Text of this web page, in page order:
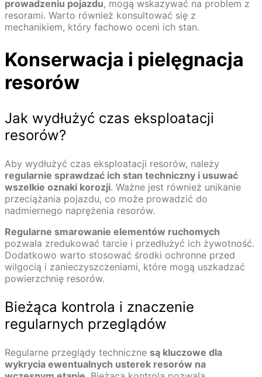
prowadzeniu pojazdu, mogą wskazywać na problem z
resorami. Warto również konsultować się z
mechanikiem, który fachowo oceni ich stan.
Konserwacja i pielęgnacja
resorów
Jak wydłużyć czas eksploatacji
resorów?
Aby wydłużyć czas eksploatacji resorów, należy
regularnie sprawdzać ich stan techniczny i usuwać
wszelkie oznaki korozji. Ważne jest również unikanie
przeciążania pojazdu, co może prowadzić do
nadmiernego naprężenia resorów.
Regularne smarowanie elementów ruchomych
pozwala zredukować tarcie i przedłużyć ich żywotność.
Dodatkowo warto stosować środki ochronne przed
wilgocią i zanieczyszczeniami, które mogą uszkadzać
powierzchnię resorów.
Bieżąca kontrola i znaczenie
regularnych przeglądów
Regularne przeglądy techniczne są kluczowe dla
wykrycia ewentualnych usterek resorów na